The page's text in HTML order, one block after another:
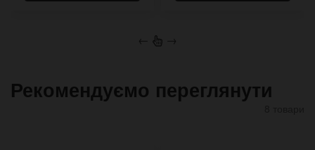
← →
Рекомендуємо переглянути